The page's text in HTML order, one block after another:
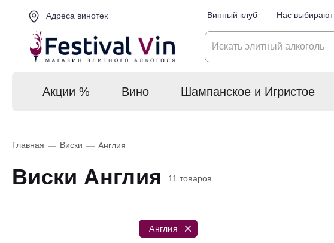
Адреса винотек Винный клуб Нас выбирают
Акции % Вино Шампанское и Игристое
Главная — Виски — Англия
Виски Англия 11 товаров
Англия